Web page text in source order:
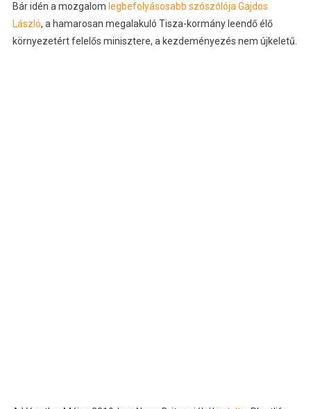
Bár idén a mozgalom legbefolyásosabb szószólója Gajdos
László, a hamarosan megalakuló Tisza-kormány leendő élő
környezetért felelős minisztere, a kezdeményezés nem újkeletű.